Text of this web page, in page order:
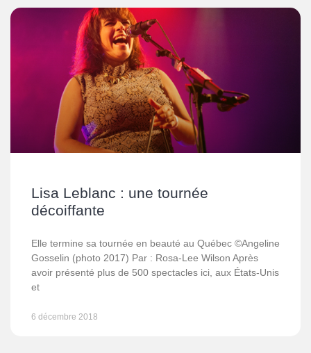
Lisa Leblanc : une tournée
décoiffante
Elle termine sa tournée en beauté au Québec ©Angeline
Gosselin (photo 2017) Par : Rosa-Lee Wilson Après
avoir présenté plus de 500 spectacles ici, aux États-Unis
et
6 décembre 2018